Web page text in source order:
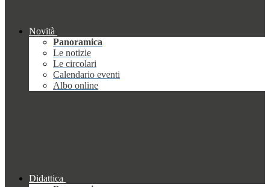
Novità
Panoramica
Le notizie
Le circolari
Calendario eventi
Albo online
Didattica